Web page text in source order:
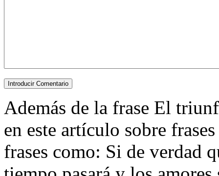
Además de la frase El
en este artículo sobre
frases como: Si de verdad